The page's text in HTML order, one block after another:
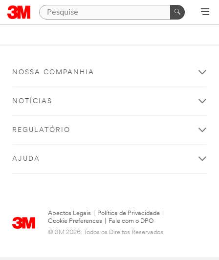
NOSSA COMPANHIA
NOTÍCIAS
REGULATÓRIO
AJUDA
Apectos Legais Política de Privacidade
Cookie Preferences
Fale com o DPO
© 3M 2026. Todos os Direitos Reservados.